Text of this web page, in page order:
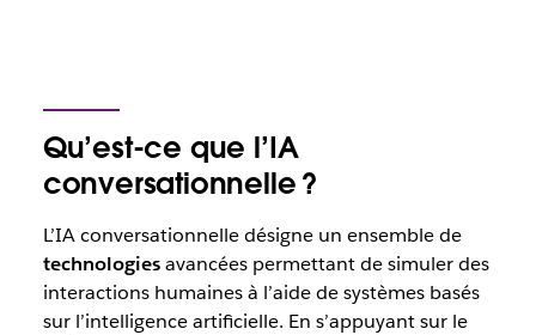
Qu’est-ce que l’IA
conversationnelle ?
L’IA conversationnelle désigne un ensemble de
technologiesavancées permettant de simuler des
interactions humaines à l’aide de systèmes basés
sur l’intelligence artificielle. En s’appuyant sur le